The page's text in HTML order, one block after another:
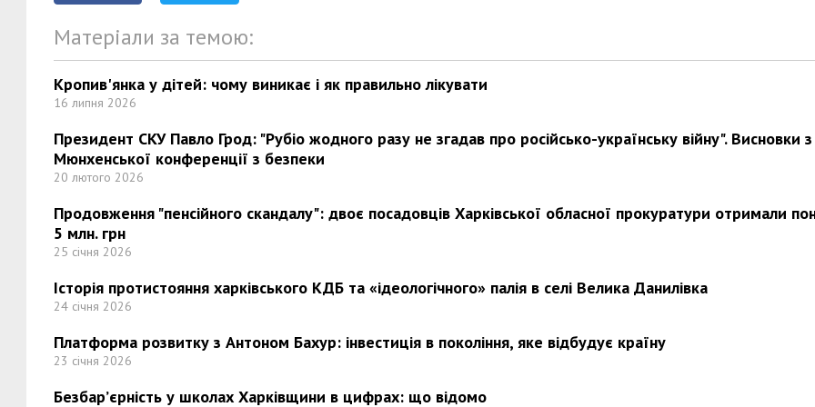
Матеріали за темою:
Кропив'янка у дітей: чому виникає і як правильно лікувати
16 липня 2026
Президент СКУ Павло Грод: "Рубіо жодного разу не згадав про російсько-українську війну". Висновки з
Мюнхенської конференції з безпеки
20 лютого 2026
Продовження "пенсійного скандалу": двоє посадовців Харківської обласної прокуратури отримали
5 млн. грн
25 січня 2026
Історія протистояння харківського КДБ та «ідеологічного» палія в селі Велика Данилівка
24 січня 2026
Платформа розвитку з Антоном Бахур: інвестиція в покоління, яке відбудує країну
23 січня 2026
Безбар’єрність у школах Харківщини в цифрах: що відомо